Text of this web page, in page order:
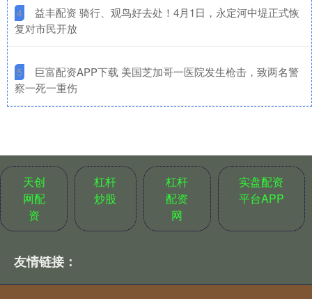
4
​益丰配资 骑行、观鸟好去处！4月1日，永定河中堤正式恢
复对市民开放
5
​巨富配资APP下载 美国芝加哥一医院发生枪击，致两名警
察一死一重伤
天创
网配
资
杠杆
炒股
杠杆
配资
网
实盘配资
平台APP
友情链接：